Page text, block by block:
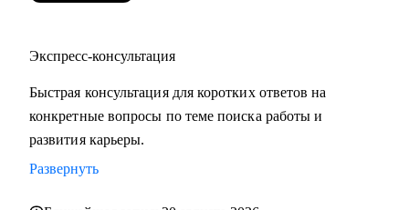
Экспресс-консультация
Быстрая консультация для коротких ответов на
конкретные вопросы по теме поиска работы и
развития карьеры.
Развернуть